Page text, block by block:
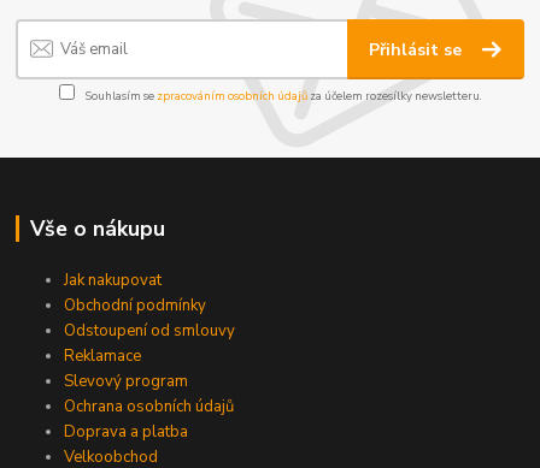
Přihlásit se
Souhlasím se zpracováním osobních údajůza účelem rozesílky newsletteru.
Vše o nákupu
Jak nakupovat
Obchodní podmínky
Odstoupení od smlouvy
Reklamace
Slevový program
Ochrana osobních údajů
Doprava a platba
Velkoobchod